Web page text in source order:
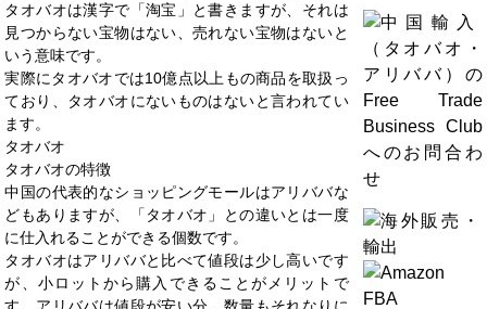
タオバオは漢字で「淘宝」と書きますが、それは
見つからない宝物はない、売れない宝物はないと
いう意味です。
実際にタオバオでは10億点以上もの商品を取扱っ
ており、タオバオにないものはないと言われてい
ます。
タオバオ
タオバオの特徴
中国の代表的なショッピングモールはアリババな
どもありますが、「タオバオ」との違いとは一度
に仕入れることができる個数です。
タオバオはアリババと比べて値段は少し高いです
が、小ロットから購入できることがメリットで